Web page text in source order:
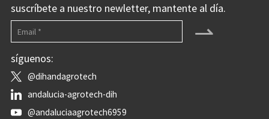
suscríbete a nuestro newletter, mantente al día.
⇀
síguenos:
@dihandagrotech
andalucia-agrotech-dih
@andaluciaagrotech6959